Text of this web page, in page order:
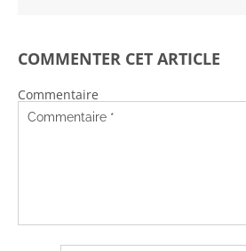
COMMENTER CET ARTICLE
Commentaire